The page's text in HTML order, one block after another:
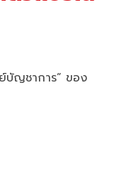
บัญชาการ” ของ